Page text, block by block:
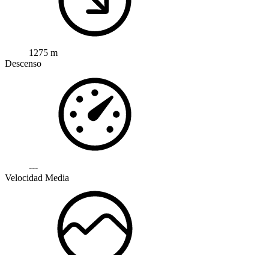
1275 m
Descenso
---
Velocidad Media